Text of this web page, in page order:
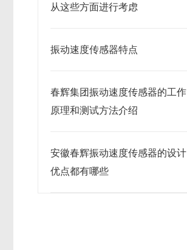
从这些方面进行考虑
振动速度传感器特点
春辉集团振动速度传感器的工作
原理和测试方法介绍
安徽春辉振动速度传感器的设计
优点都有哪些